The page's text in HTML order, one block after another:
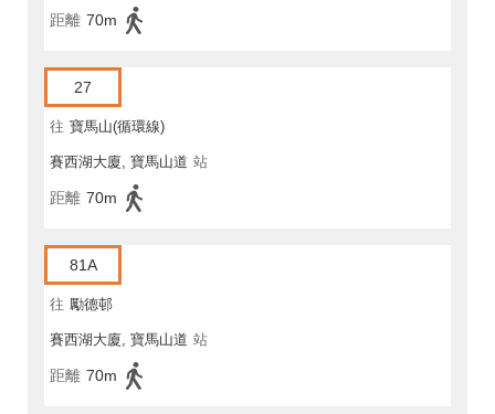
距離 70m
27
往 寶馬山(循環線)
賽西湖大廈, 寶馬山道 站
距離 70m
81A
往 勵德邨
賽西湖大廈, 寶馬山道 站
距離 70m